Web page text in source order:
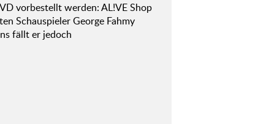
vorbestellt werden: AL!VE Shop
Schauspieler George Fahmy
fällt er jedoch